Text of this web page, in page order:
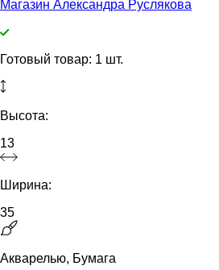
Магазин Александра Руслякова
Готовый товар: 1 шт.
Высота:
13
Ширина:
35
Акварелью, Бумага